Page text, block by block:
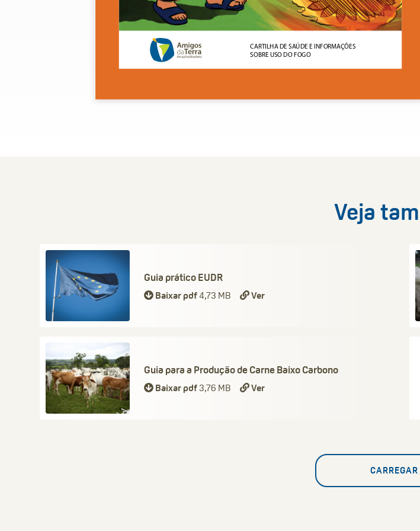
Veja
Guia prático EUDR
Baixar pdf4,73 MB Ver
Guia para a Produção de Carne Baixo Carbono
Baixar pdf3,76 MB Ver
CARREGAR